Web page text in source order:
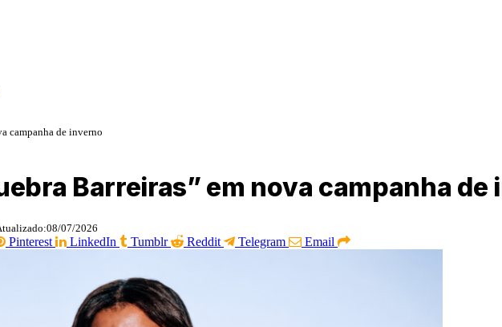
campanha de inverno
Barreiras” em nova campanha de
08/07/2026
Pinterest LinkedIn Tumblr Reddit Telegram Email